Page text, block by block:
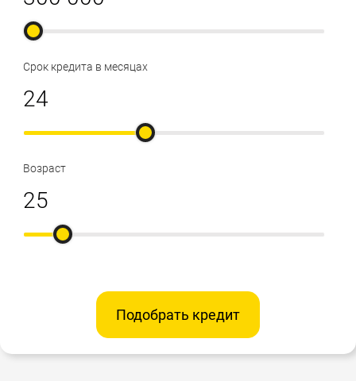
Срок кредита в месяцах
Возраст
Подобрать кредит